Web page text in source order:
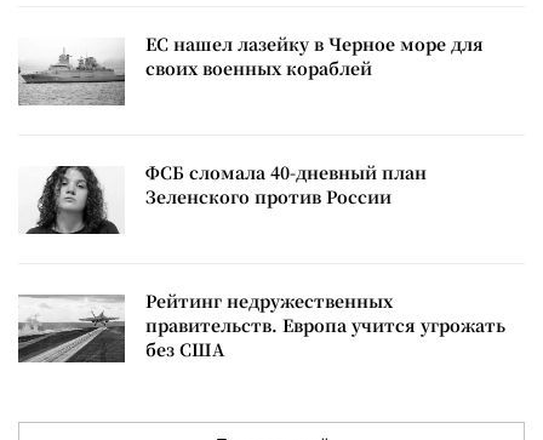
ЕС нашел лазейку в Черное море для
своих военных кораблей
ФСБ сломала 40-дневный план
Зеленского против России
Рейтинг недружественных
правительств. Европа учится угрожать
без США